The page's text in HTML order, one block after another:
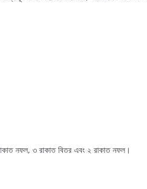
নফল, ৩ রাকাত বিতর এবং ২ রাকাত নফল।